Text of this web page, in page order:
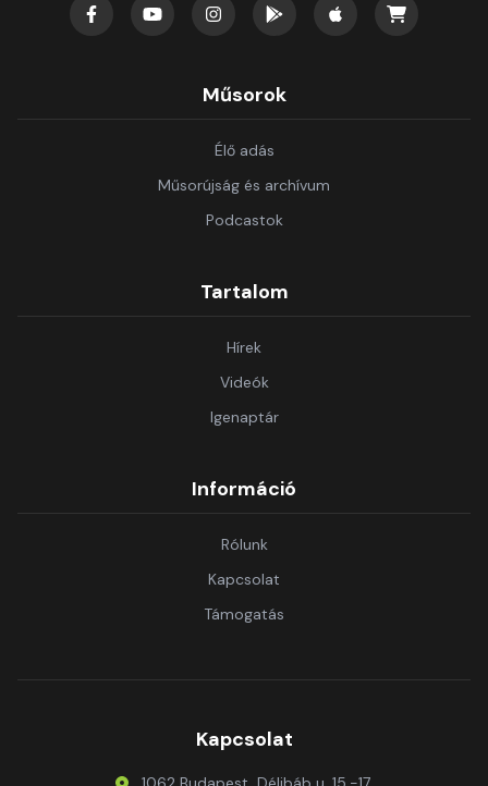
Műsorok
Élő adás
Műsorújság és archívum
Podcastok
Tartalom
Hírek
Videók
Igenaptár
Információ
Rólunk
Kapcsolat
Támogatás
Kapcsolat